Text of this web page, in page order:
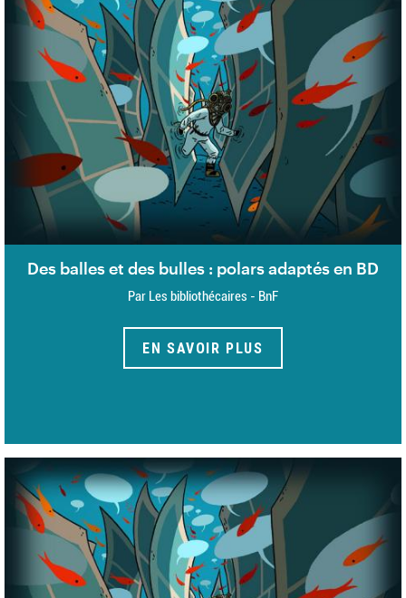
Des balles et des bulles : polars adaptés en BD
Par Les bibliothécaires - BnF
EN SAVOIR PLUS